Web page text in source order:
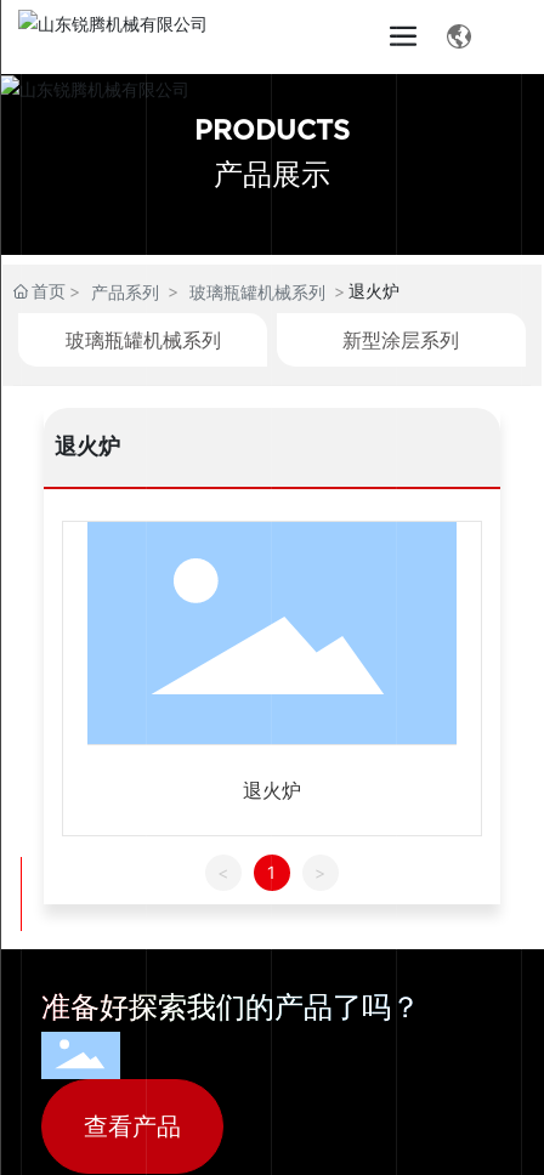
PRODUCTS
产品展示
首页 产品系列 玻璃瓶罐机械系列 退火炉
玻璃瓶罐机械系列 新型涂层系列
退火炉
退火炉
< 1 >
准备好探索我们的产品了吗？
查看产品